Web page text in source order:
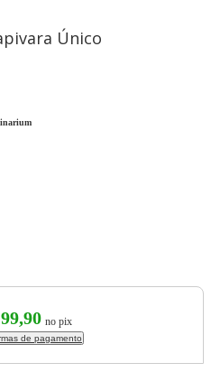
Único
no pix
de pagamento